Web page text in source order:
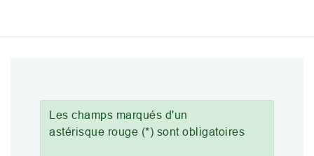
Les champs marqués d'un
astérisque rouge (*) sont obligatoires